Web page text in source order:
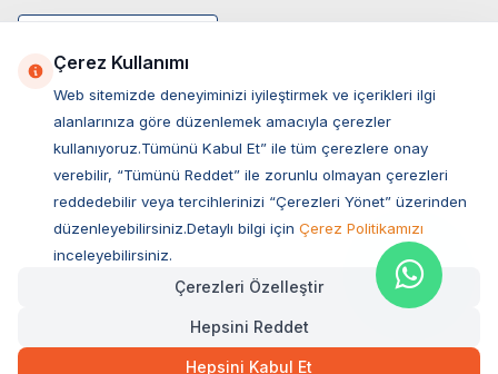
69,00TL Hızlı Teslimat
Müşteri Hizmetleri
Sıkça Sorulan Sorular
Ovacık Mah. Hacıoğlu Sok. No:13 Başiskele / KOCAELİ
Çerez Kullanımı
Web sitemizde deneyiminizi iyileştirmek ve içerikleri ilgi
alanlarınıza göre düzenlemek amacıyla çerezler
kullanıyoruz.Tümünü Kabul Et” ile tüm çerezlere onay
verebilir, “Tümünü Reddet” ile zorunlu olmayan çerezleri
reddedebilir veya tercihlerinizi “Çerezleri Yönet” üzerinden
düzenleyebilirsiniz.Detaylı bilgi için Çerez Politikamızı
inceleyebilirsiniz.
Çerezleri Özelleştir
Hepsini Reddet
Hepsini Kabul Et